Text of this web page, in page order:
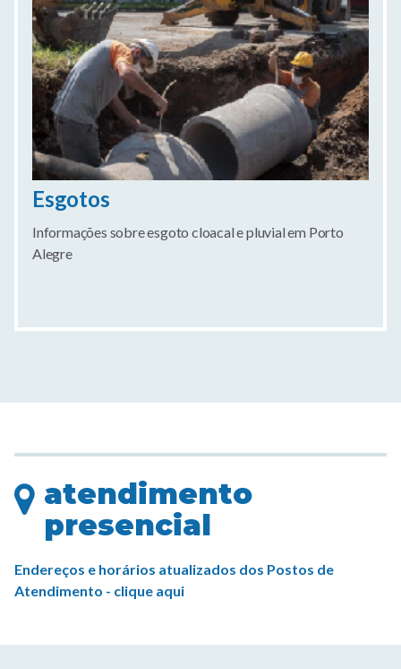
Esgotos
Informações sobre esgoto cloacal e pluvial em Porto
Alegre
atendimento
presencial
Endereços e horários atualizados dos Postos de
Atendimento - clique aqui